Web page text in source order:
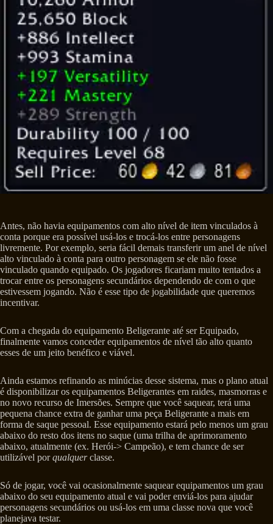
Antes, não havia equipamentos com alto nível de item vinculados à
conta porque era possível usá-los e trocá-los entre personagens
livremente. Por exemplo, seria fácil demais transferir um anel de nível
alto vinculado à conta para outro personagem se ele não fosse
vinculado quando equipado. Os jogadores ficariam muito tentados a
trocar entre os personagens secundários dependendo de com o que
estivessem jogando. Não é esse tipo de jogabilidade que queremos
incentivar.
Com a chegada do equipamento Beligerante até ser Equipado,
finalmente vamos conceder equipamentos de nível tão alto quanto
esses de um jeito benéfico e viável.
Ainda estamos refinando as minúcias desse sistema, mas o plano atual
é disponibilizar os equipamentos Beligerantes em raides, masmorras e
no novo recurso de Imersões. Sempre que você saquear, terá uma
pequena chance extra de ganhar uma peça Beligerante a mais em
forma de saque pessoal. Esse equipamento estará pelo menos um grau
abaixo do resto dos itens no saque (uma trilha de aprimoramento
abaixo, atualmente (ex. Herói-> Campeão), e tem chance de ser
utilizável porqualquerclasse.
Só de jogar, você vai ocasionalmente saquear equipamentos um grau
abaixo do seu equipamento atual e vai poder enviá-los para ajudar
personagens secundários ou usá-los em uma classe nova que você
planejava testar.